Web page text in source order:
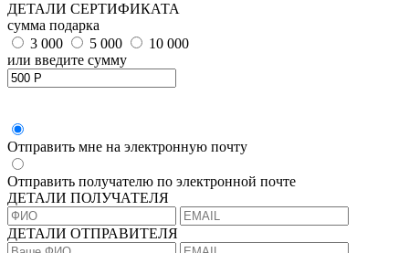
ДЕТАЛИ СЕРТИФИКАТА
сумма подарка
3 000
5 000
10 000
или введите сумму
Отправить мне на электронную почту
Отправить получателю по электронной почте
ДЕТАЛИ ПОЛУЧАТЕЛЯ
ДЕТАЛИ ОТПРАВИТЕЛЯ